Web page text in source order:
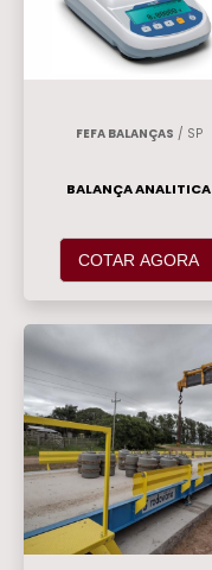
FEFA BALANÇAS / SP
BALANÇA ANALITICA
COTAR AGORA